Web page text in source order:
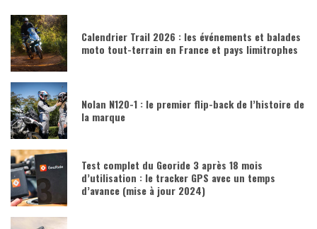
Calendrier Trail 2026 : les événements et balades
moto tout-terrain en France et pays limitrophes
Nolan N120-1 : le premier flip-back de l’histoire de
la marque
Test complet du Georide 3 après 18 mois
d’utilisation : le tracker GPS avec un temps
d’avance (mise à jour 2024)